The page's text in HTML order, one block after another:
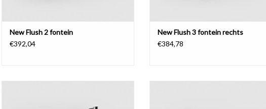
New Flush 2 fontein
€392,04
New Flush 3 fontein rechts
€384,78